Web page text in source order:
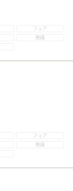
フェア
整備
フェア
整備